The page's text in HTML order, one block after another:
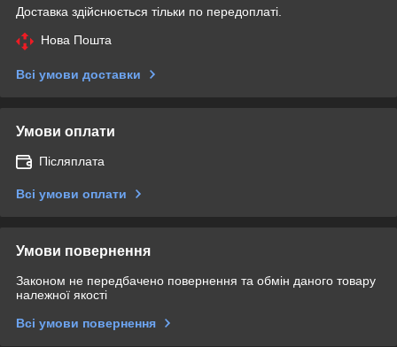
Доставка здійснюється тільки по передоплаті.
Нова Пошта
Всі умови доставки
Умови оплати
Післяплата
Всі умови оплати
Умови повернення
Законом не передбачено повернення та обмін даного товару
належної якості
Всі умови повернення